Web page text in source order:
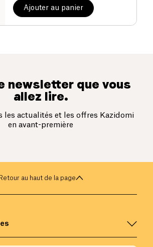
Ajouter au panier
newsletter que vous
allez lire.
les actualités et les offres Kazidomi
en avant-première
Retour au haut de la page